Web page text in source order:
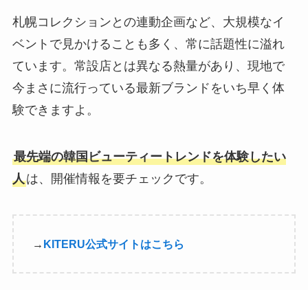
札幌コレクションとの連動企画など、大規模なイ
ベントで見かけることも多く、常に話題性に溢れ
ています。常設店とは異なる熱量があり、現地で
今まさに流行っている最新ブランドをいち早く体
験できますよ。
最先端の韓国ビューティートレンドを体験したい
人は、開催情報を要チェックです。
→ KITERU公式サイトはこちら